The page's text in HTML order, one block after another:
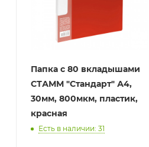
Папка с 80 вкладышами
СТАММ "Стандарт" А4,
30мм, 800мкм, пластик,
красная
Есть в наличии: 31